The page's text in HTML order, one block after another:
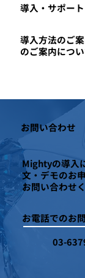
導入方法のご
のご案内につ
​導入・サポート
お問い合わせ
Mightyの導入
文・デモのお
お問い合わせ
お電話でのお
03-